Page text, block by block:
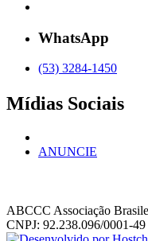
WhatsApp
(53) 3284-1450
Mídias Sociais
ANUNCIE
ABCCC Associação
CNPJ: 92.238.096/0001-49